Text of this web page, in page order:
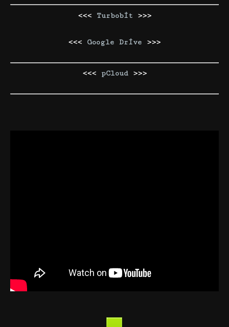
<<< Turbobit >>>
<<< Google Drive >>>
<<< pCloud>>>